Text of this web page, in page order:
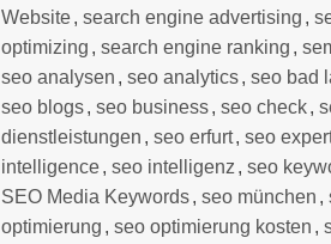
Website,search engine advertising ,
optimizing ,search engine ranking ,
seo analysen ,seo analytics,seo bad
seo blogs,seo business,seo check,
dienstleistungen ,seo erfurt,seo
intelligence,seo intelligenz ,seo
SEO Media Keywords,seo münchen ,
optimierung ,seo optimierung kosten ,